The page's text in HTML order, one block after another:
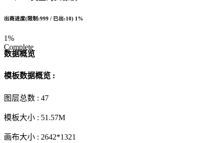
出商进度(限制:999 / 已出:10) 1%
1%
Complete
数据概览
模板数据概览 :
图层总数 : 47
模板大小 : 51.57M
画布大小 : 2642*1321